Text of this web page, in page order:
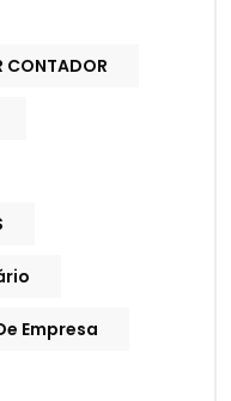
CONTADOR
Empresa